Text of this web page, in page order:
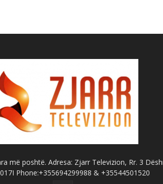
më poshtë. Adresa: Zjarr Televizion, Rr. 3
Phone:+355694299988 & +35544501520